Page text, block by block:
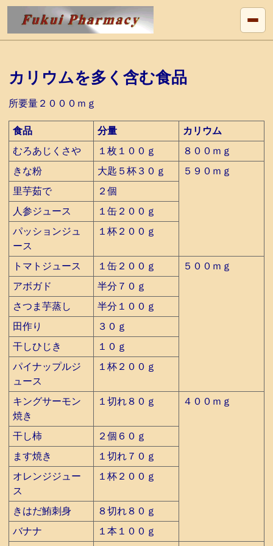
カリウムを多く含む食品
所要量２０００ｍｇ
食品 分量
カリウム
むろあじくさや
１枚１００ｇ
８００ｍｇ
きな粉
大匙５杯３０ｇ
５９０ｍｇ
里芋茹で
２個
人参ジュース
１缶２００ｇ
パッションジュ
ース
１杯２００ｇ
トマトジュース １缶２００ｇ
５００ｍｇ
アボガド
半分７０ｇ
さつま芋蒸し
半分１００ｇ
田作り
３０ｇ
干しひじき
１０ｇ
パイナップルジ
ュース
１杯２００ｇ
キングサーモン
焼き
１切れ８０ｇ ４００ｍｇ
干し柿
２個６０ｇ
ます焼き
１切れ７０ｇ
オレンジジュー
ス
１杯２００ｇ
きはだ鮪刺身
８切れ８０ｇ
バナナ
１本１００ｇ